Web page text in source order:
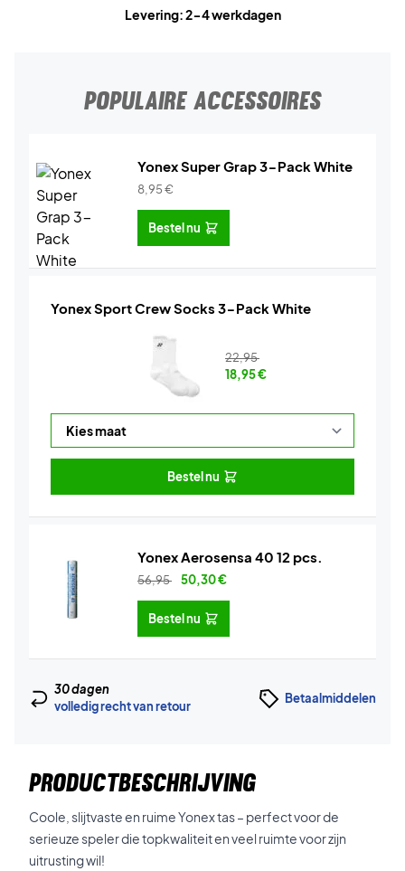
Levering: 2-4 werkdagen
POPULAIRE ACCESSOIRES
Yonex Super Grap 3-Pack White
8,95€
Bestel nu
Yonex Sport Crew Socks 3-Pack White
22,95
18,95€
Bestel nu
Yonex Aerosensa 40 12 pcs.
56,95 50,30€
Bestel nu
30 dagen
volledig recht van retour
Betaalmiddelen
PRODUCTBESCHRIJVING
Coole, slijtvaste en ruime Yonex tas – perfect voor de
serieuze speler die topkwaliteit en veel ruimte voor zijn
uitrusting wil!